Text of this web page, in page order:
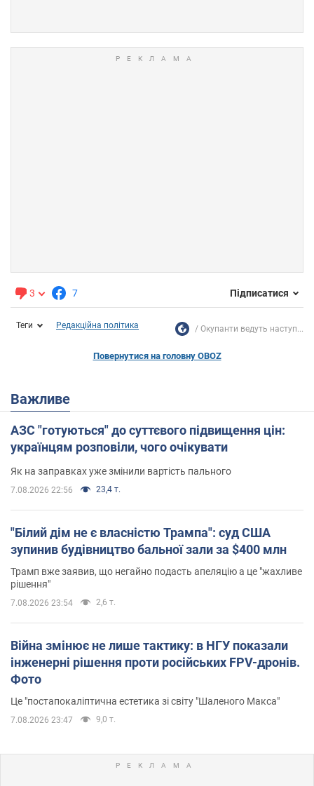
3 7 Підписатися
Теги Редакційна політика Окупанти ведуть наступ...
Повернутися на головну OBOZ
Важливе
АЗС "готуються" до суттєвого підвищення цін:
українцям розповіли, чого очікувати
Як на заправках уже змінили вартість пального
7.08.2026 22:56 23,4 т.
"Білий дім не є власністю Трампа": суд США
зупинив будівництво бальної зали за $400 млн
Трамп вже заявив, що негайно подасть апеляцію а це "жахливе
рішення"
7.08.2026 23:54 2,6 т.
Війна змінює не лише тактику: в НГУ показали
інженерні рішення проти російських FPV-дронів.
Фото
Це "постапокаліптична естетика зі світу "Шаленого Макса"
7.08.2026 23:47 9,0 т.